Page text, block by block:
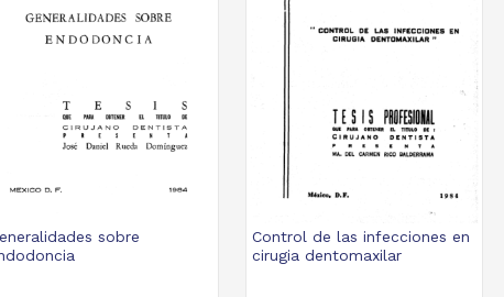
sobre
Control de las infecciones en
cirugia dentomaxilar